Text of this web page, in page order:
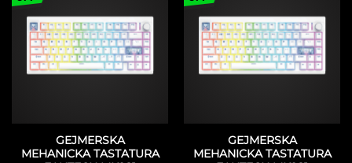
GEJMERSKA
MEHANICKA TASTATURA
GEJMERSKA
MEHANICKA TASTATURA